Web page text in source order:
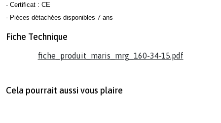
- Certificat : CE
- Pièces détachées disponibles 7 ans
Fiche Technique
fiche_produit_maris_mrg_160-34-15.pdf
Cela pourrait aussi vous plaire